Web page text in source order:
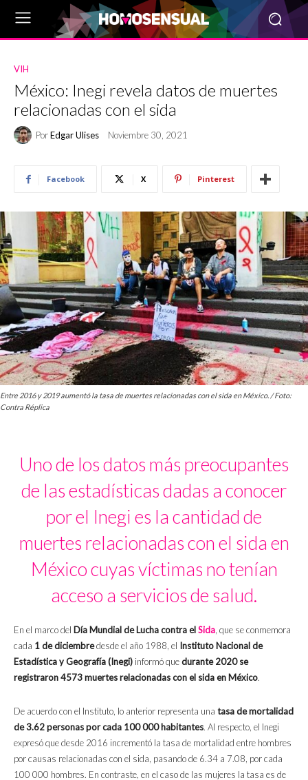
VIH
México: Inegi revela datos de muertes
relacionadas con el sida
PorEdgar Ulises Noviembre 30, 2021
Facebook X Pinterest
Entre 2016 y 2019 aumentó la tasa de muertes relacionadas con el sida en México. / Foto:
Contra Réplica
Uno de los datos más preocupantes
de las estadísticas dadas a conocer
por el Inegi es la cantidad de
muertes relacionadas con el sida en
México cuyas víctimas no tenían
acceso a servicios de salud.
En el marco del Día Mundial de Lucha contra elSida, que se conmemora
cada 1 de diciembredesde el año 1988, el Instituto Nacional de
Estadística y Geografía (Inegi) informó quedurante 2020 se
registraron 4573 muertes relacionadas con el sida en México.
De acuerdo con el Instituto, lo anterior representa una tasa de mortalidad
de 3.62 personas por cada 100 000 habitantes. Al respecto, el Inegi
expresó que desde 2016 incrementó la tasa de mortalidad entre hombres
por causas relacionadas con el sida, pasando de 6.34 a 7.08, por cada
100 000 hombres. En contraste, en el caso de las mujeres la tasa es de